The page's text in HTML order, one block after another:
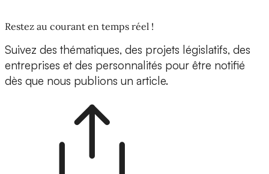
Restez au courant en temps réel !
Suivez des thématiques, des projets législatifs, des
entreprises et des personnalités pour être notifié
dès que nous publions un article.